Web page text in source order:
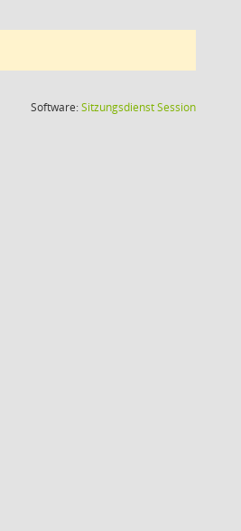
Software:SitzungsdienstSession(Wird in